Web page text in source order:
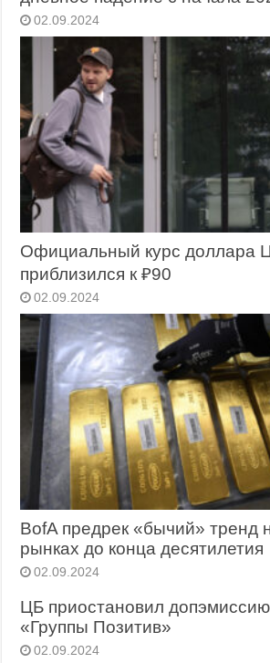
02.09.2024
Официальный курс доллара
приблизился к ₽90
02.09.2024
BofA предрек «бычий» тренд
рынках до конца десятилетия
02.09.2024
ЦБ приостановил
«Группы Позитив»
02.09.2024